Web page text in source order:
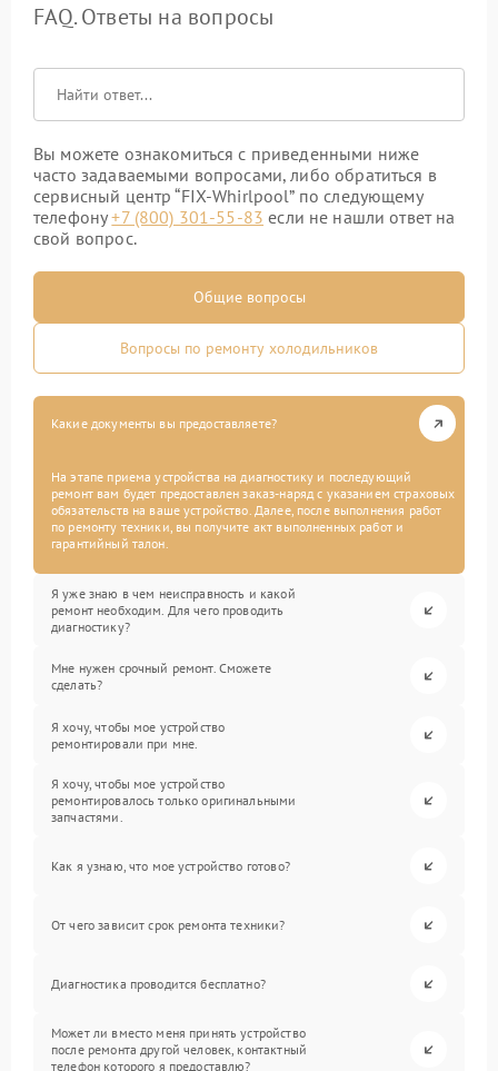
FAQ. Ответы на вопросы
Вы можете ознакомиться с приведенными ниже
часто задаваемыми вопросами, либо обратиться в
сервисный центр “FIX-Whirlpool” по следующему
телефону+7 (800) 301-55-83 если не нашли ответ на
свой вопрос.
Общие вопросы
Вопросы по ремонту холодильников
Какие документы вы предоставляете?
На этапе приема устройства на диагностику и последующий
ремонт вам будет предоставлен заказ-наряд с указанием страховых
обязательств на ваше устройство. Далее, после выполнения работ
по ремонту техники, вы получите акт выполненных работ и
гарантийный талон.
Я уже знаю в чем неисправность и какой
ремонт необходим. Для чего проводить
диагностику?
Мне нужен срочный ремонт. Сможете
сделать?
Я хочу, чтобы мое устройство
ремонтировали при мне.
Я хочу, чтобы мое устройство
ремонтировалось только оригинальными
запчастями.
Как я узнаю, что мое устройство готово?
От чего зависит срок ремонта техники?
Диагностика проводится бесплатно?
Может ли вместо меня принять устройство
после ремонта другой человек, контактный
телефон которого я предоставлю?